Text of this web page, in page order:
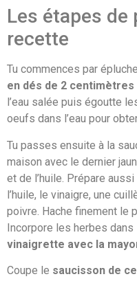
Les étapes de
recette
Tu commences par
en dés de 2 centimètres
l’eau salée puis égoutte
oeufs dans l’eau pour
Tu passes ensuite à la
maison avec le dernier
et de l’huile. Prépare
l’huile, le vinaigre, une
poivre. Hache finement le
Incorpore les herbes
vinaigrette avec la
Coupe le saucisson de